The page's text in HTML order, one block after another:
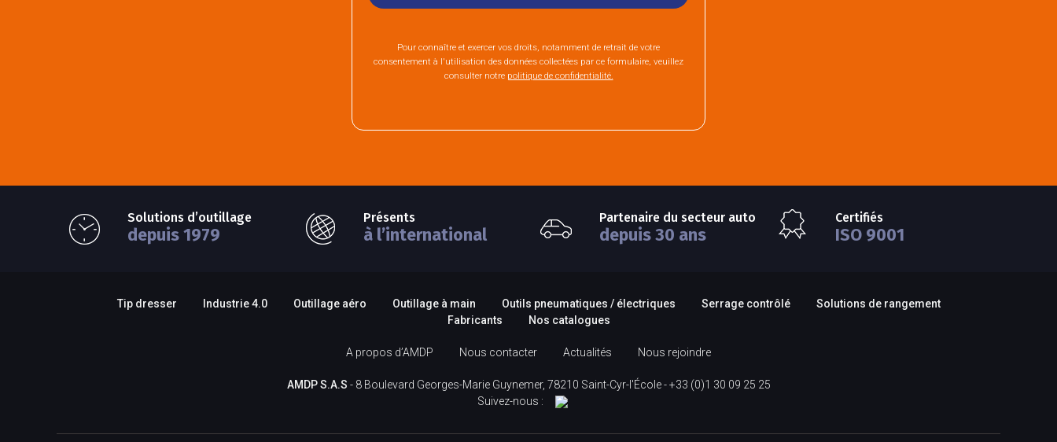
Pour connaître et exercer vos droits, notamment de retrait de votre
consentement à l'utilisation des données collectées par ce formulaire, veuillez
consulter notre politique de confidentialité.
Solutions d’outillage
depuis 1979
Présents
à l’international
Partenaire du secteur auto
depuis 30 ans
Certifiés
ISO 9001
Tip dresser Industrie 4.0 Outillage aéro Outillage à main Outils pneumatiques / électriques Serrage contrôlé
Solutions de rangement
Fabricants
Nos catalogues
A propos d’AMDP Nous contacter Actualités Nous rejoindre
AMDP S.A.S - 8 Boulevard Georges-Marie Guynemer, 78210 Saint-Cyr-l'École -+33 (0)1 30 09 25 25
Suivez-nous :